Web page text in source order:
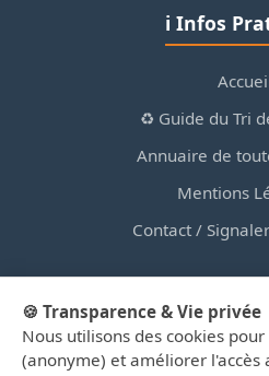
ℹ️ Infos
♻️ Guide du Tri
Annuaire de
Mentions
Contact /
© 2026
d'information privé, non
🍪 Transparence & Vie privée
Nous utilisons des cookies
(anonyme) et améliorer l'accès